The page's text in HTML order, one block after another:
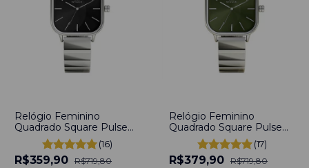
Relógio Feminino
Quadrado Square Pulse
Moss Preto Aço
Inoxidável banhado a
titânio
(16)
R$359,90 R$719,80
Relógio Feminino
Quadrado Square Pulse
Moss Prata Aço
Inoxidável banhado a
titânio
(17)
R$379,90 R$719,80